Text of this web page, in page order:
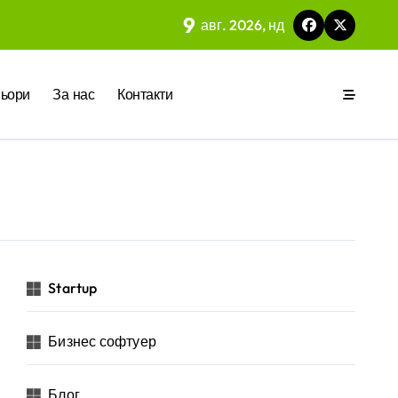
за бъдещето на технологиите и AI
изкуствен интелект в хотелиерството
9 авг. 2026, нд
За нас Контакти
Startup
Бизнес софтуер
Блог